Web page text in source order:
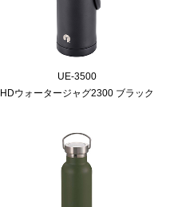
UE-3500
HDウォータージャグ2300 ブラック